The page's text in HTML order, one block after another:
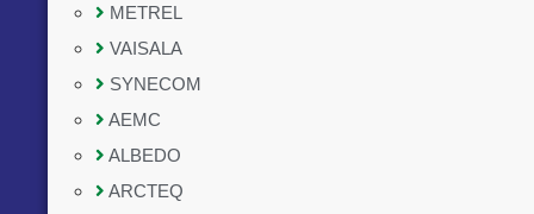
METREL
VAISALA
SYNECOM
AEMC
ALBEDO
ARCTEQ